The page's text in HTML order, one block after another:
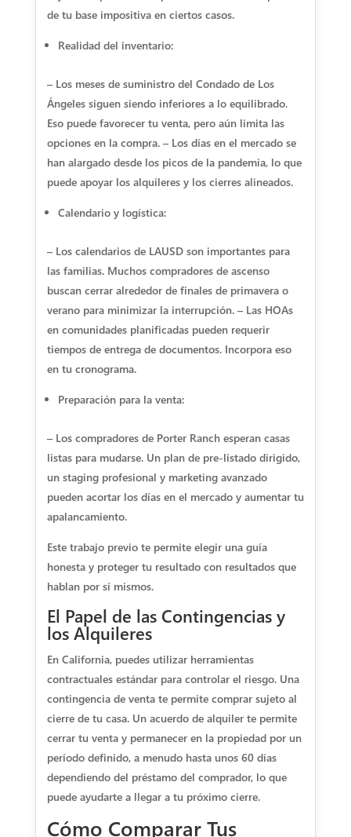
de tu base impositiva en ciertos casos.
Realidad del inventario:
– Los meses de suministro del Condado de Los
Ángeles siguen siendo inferiores a lo equilibrado.
Eso puede favorecer tu venta, pero aún limita las
opciones en la compra. – Los días en el mercado se
han alargado desde los picos de la pandemia, lo que
puede apoyar los alquileres y los cierres alineados.
Calendario y logística:
– Los calendarios de LAUSD son importantes para
las familias. Muchos compradores de ascenso
buscan cerrar alrededor de finales de primavera o
verano para minimizar la interrupción. – Las HOAs
en comunidades planificadas pueden requerir
tiempos de entrega de documentos. Incorpora eso
en tu cronograma.
Preparación para la venta:
– Los compradores de Porter Ranch esperan casas
listas para mudarse. Un plan de pre-listado dirigido,
un staging profesional y marketing avanzado
pueden acortar los días en el mercado y aumentar tu
apalancamiento.
Este trabajo previo te permite elegir una guía
honesta y proteger tu resultado con resultados que
hablan por sí mismos.
El Papel de las Contingencias y
los Alquileres
En California, puedes utilizar herramientas
contractuales estándar para controlar el riesgo. Una
contingencia de venta te permite comprar sujeto al
cierre de tu casa. Un acuerdo de alquiler te permite
cerrar tu venta y permanecer en la propiedad por un
período definido, a menudo hasta unos 60 días
dependiendo del préstamo del comprador, lo que
puede ayudarte a llegar a tu próximo cierre.
Cómo Comparar Tus